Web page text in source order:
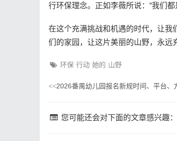
行环保理念。正如李薇所说：“我们
在这个充满挑战和机遇的时代，让我
们的家园，让这片美丽的山野，永远
环保 行动 她的 山野
<<2026番禺幼儿园报名新规时间、平台、
您可能还会对下面的文章感兴趣：